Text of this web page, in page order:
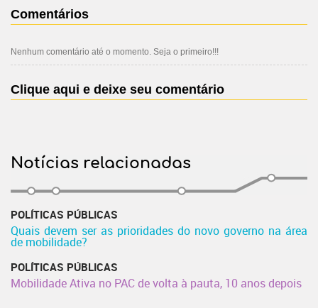
Comentários
Nenhum comentário até o momento. Seja o primeiro!!!
Clique aqui e deixe seu comentário
Notícias relacionadas
POLÍTICAS PÚBLICAS
Quais devem ser as prioridades do novo governo na área
de mobilidade?
POLÍTICAS PÚBLICAS
Mobilidade Ativa no PAC de volta à pauta, 10 anos depois